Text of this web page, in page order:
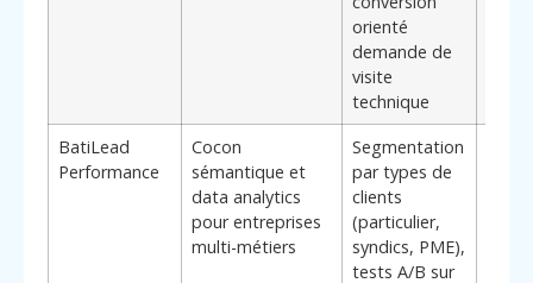
orienté
demande de
visite
technique
BatiLead
Performance
Cocon
sémantique et
data analytics
pour entreprises
multi-métiers
Segmentation
par types de
clients
(particulier,
syndics, PME),
tests A/B sur